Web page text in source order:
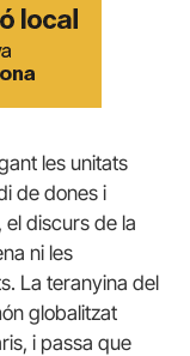
les unitats
de dones i
discurs de la
ni les
La teranyina del
globalitzat
i passa que